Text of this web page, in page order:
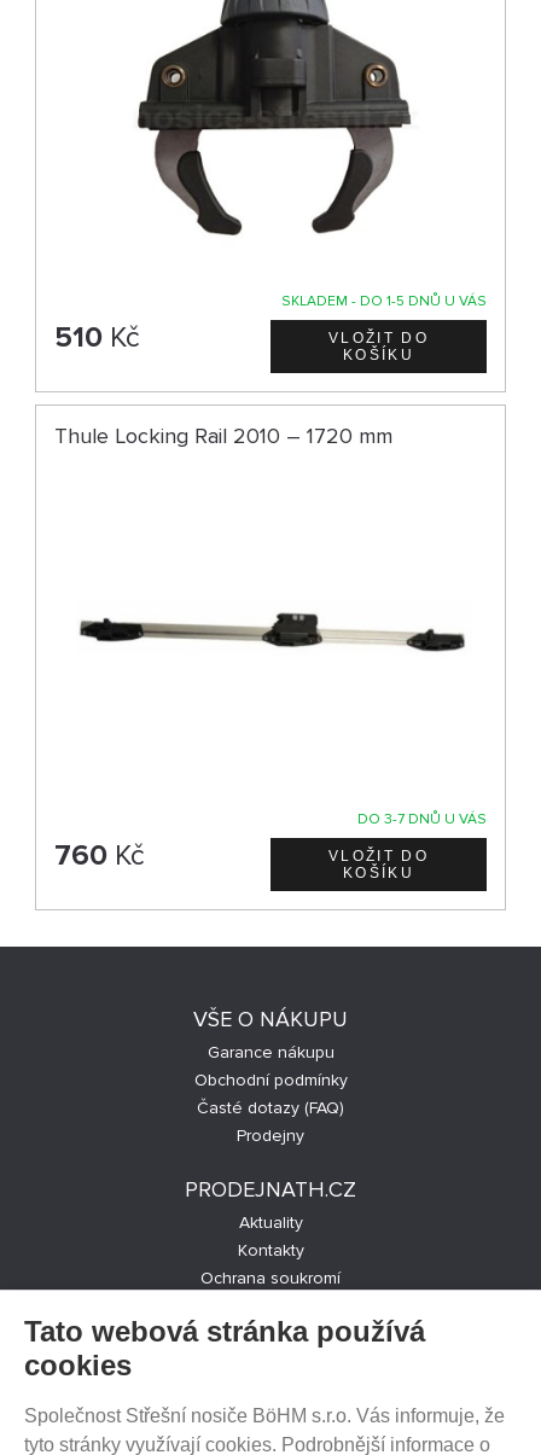
SKLADEM - DO 1-5 DNŮ U VÁS
510 Kč
Thule Locking Rail 2010 – 1720 mm
DO 3-7 DNŮ U VÁS
760 Kč
VŠE O NÁKUPU
Garance nákupu
Obchodní podmínky
Časté dotazy (FAQ)
Prodejny
PRODEJNATH.CZ
Aktuality
Kontakty
Ochrana soukromí
SLEDUJTE NÁS NA SOCIÁLNÍCH SÍTÍCH
Tato webová stránka používá
cookies
Společnost Střešní nosiče BöHM s.r.o. Vás informuje, že
tyto stránky využívají cookies. Podrobnější informace o